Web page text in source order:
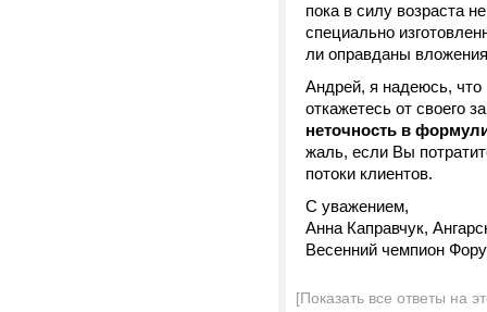
пока в силу возраста
специально
ли оправданы
Андрей, я надеюсь,
откажетесь от своего
неточность в
жаль, если Вы
потоки клиентов.
С уважением,
Анна Каправчук,
Весенний чемпион
[Показать все ответы на